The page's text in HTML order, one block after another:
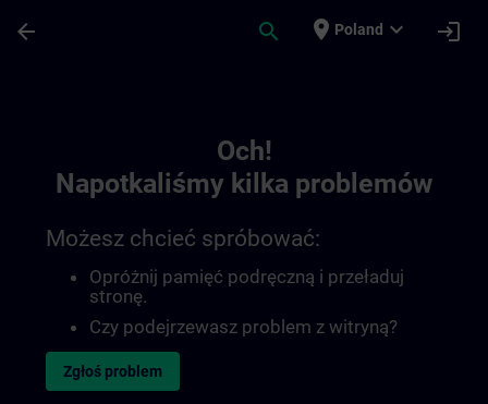
arrow_back search place Poland expand_more login
Och!
Napotkaliśmy kilka problemów
Możesz chcieć spróbować:
Opróżnij pamięć podręczną i przeładuj
stronę.
Czy podejrzewasz problem z witryną?
Zgłoś problem